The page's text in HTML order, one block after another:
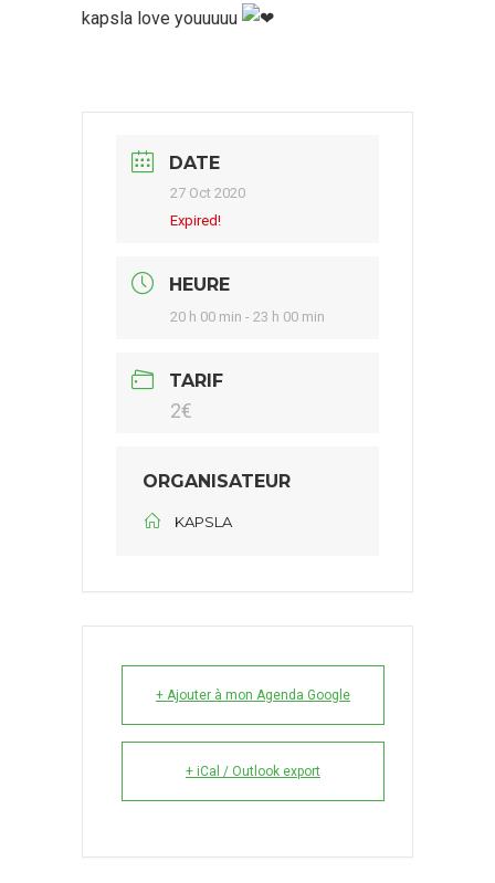
kapsla love youuuuu
DATE
27 Oct 2020
Expired!
HEURE
20 h 00 min - 23 h 00 min
TARIF
2€
ORGANISATEUR
KAPSLA
+ Ajouter à mon Agenda Google
+ iCal / Outlook export